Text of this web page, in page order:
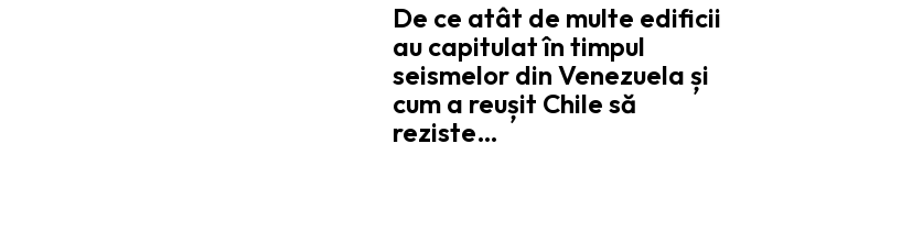
De ce atât de multe edificii
au capitulat în timpul
seismelor din Venezuela și
cum a reușit Chile să
reziste…